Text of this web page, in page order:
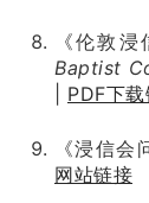
《伦敦
Baptist
PDF下
《浸信会
网站链接